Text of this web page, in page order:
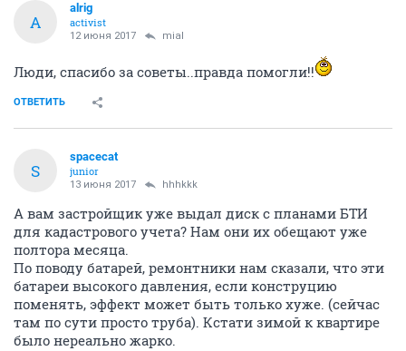
A
alrig
activist
12 июня 2017 mial
Люди, спасибо за советы..правда помогли!!
ОТВЕТИТЬ
S
spacecat
junior
13 июня 2017 hhhkkk
А вам застройщик уже выдал диск с планами БТИ
для кадастрового учета? Нам они их обещают уже
полтора месяца.
По поводу батарей, ремонтники нам сказали, что эти
батареи высокого давления, если конструцию
поменять, эффект может быть только хуже. (сейчас
там по сути просто труба). Кстати зимой к квартире
было нереально жарко.